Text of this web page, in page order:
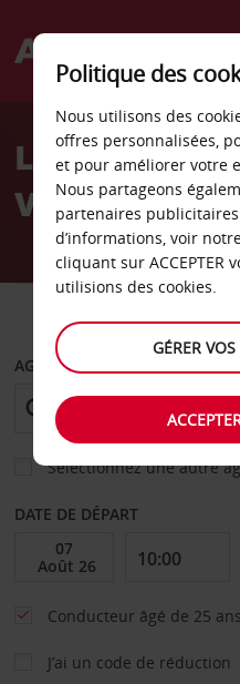
Welcome
AvisLocation de
Västerås W
AGENCE DE DÉPART
Sélectionnez une autre
DATE DE DÉPART
Conducteur âgé de 25
J’ai un code de réduction
Politique des
Nous utilisons des
offres personnalisées,
et pour améliorer votre
Nous partageons
partenaires
d’informations, voir
cliquant sur ACCEPTER
utilisions des cookies.
GÉRER